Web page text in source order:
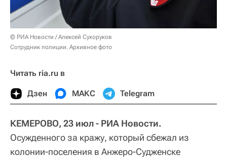
© РИА Новости / Алексей Сухоруков
Сотрудник полиции. Архивное фото
Читать ria.ru в
Дзен МАКС Telegram
КЕМЕРОВО, 23 июл - РИА Новости.
Осужденного за кражу, который сбежал из
колонии-поселения в Анжеро-Судженске